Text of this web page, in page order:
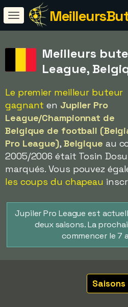
Meilleurs
League,
Le premier meilleur buteur
gagnant en Jupiler Pro
League/Championnat de
Belgique de football
Pro League), Belgique au
2005/2006 était Tosin
marqués. Vous pouvez
les coups du chapeau
Jupiler Pro League est
deux saisons. La
commencer le 7
Saisons